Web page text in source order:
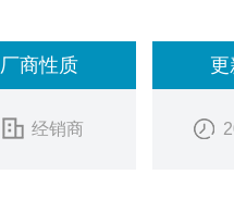
厂商性质
经销商
更